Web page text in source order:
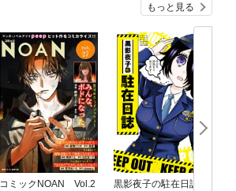
もっと見る
コミックNOAN Vol.2
黒影夜子の駐在日誌